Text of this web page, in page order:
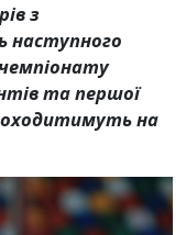
з
наступного
та першої
на